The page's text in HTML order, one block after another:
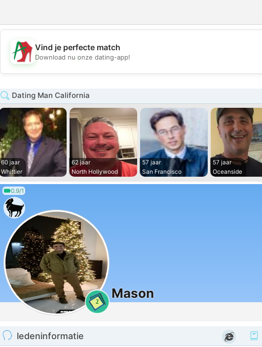
💕
Vind je perfecte match
Download nu onze dating-app!
Dating Man California
60 jaar
Whittier
62 jaar
North Hollywood
57 jaar
San Francisco
57 jaar
Oceanside
0.9/1
2
Mason
ledeninformatie